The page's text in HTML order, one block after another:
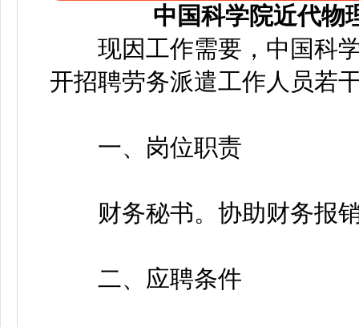
中国科学院近代物
现因工作需要，中国科学
开招聘劳务派遣工作人员若
一、岗位职责
财务秘书。协助财务报销
二、应聘条件